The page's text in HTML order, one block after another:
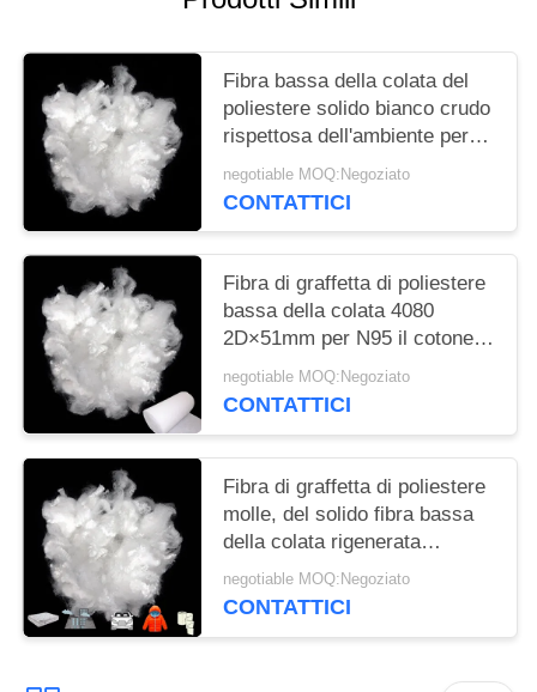
Fibra bassa della colata del
poliestere solido bianco crudo
rispettosa dell'ambiente per
con elasticità di livello
negotiable MOQ:Negoziato
CONTATTICI
Fibra di graffetta di poliestere
bassa della colata 4080
2D×51mm per N95 il cotone
dell'aria calda della maschera
es
negotiable MOQ:Negoziato
CONTATTICI
Fibra di graffetta di poliestere
molle, del solido fibra bassa
della colata rigenerata
Siliconized non
negotiable MOQ:Negoziato
CONTATTICI